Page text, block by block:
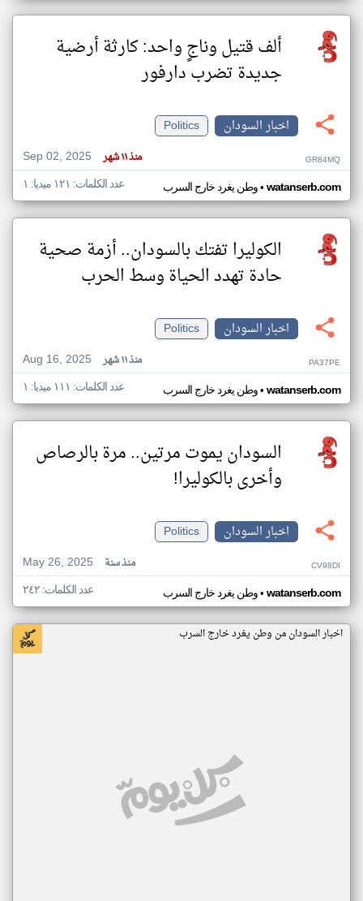
ألف قتيل وناجٍ واحد: كارثة أرضية
جديدة تضرب دارفور
اخبار السودان
Politics
Sep 02, 2025
منذ ١١ شهر GR84MQ
وطن يغرد خارج السرب• watanserb.com عدد الكلمات: ١٢١ ميديا: ١
الكوليرا تفتك بالسودان.. أزمة صحية
حادة تهدد الحياة وسط الحرب
اخبار السودان
Politics
Aug 16, 2025
منذ ١١ شهر PA37PE
وطن يغرد خارج السرب• watanserb.com عدد الكلمات: ١١١ ميديا: ١
السودان يموت مرتين.. مرة بالرصاص
وأخرى بالكوليرا!
اخبار السودان
Politics
May 26, 2025
منذ سنة CV98DI
وطن يغرد خارج السرب• watanserb.com عدد الكلمات: ٢٤٢
اخبار السودان من وطن يغرد خارج السرب